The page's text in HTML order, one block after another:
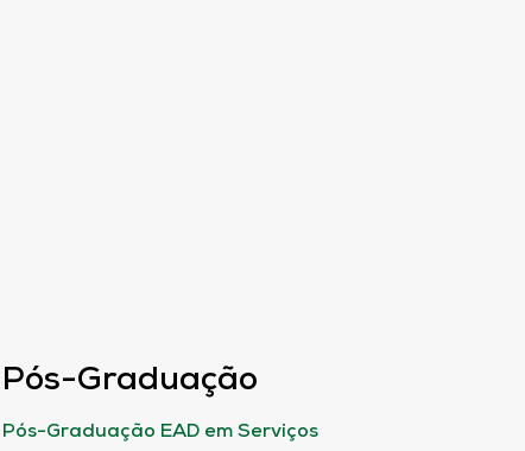
Pós-Graduação
Pós-Graduação EAD em Serviços